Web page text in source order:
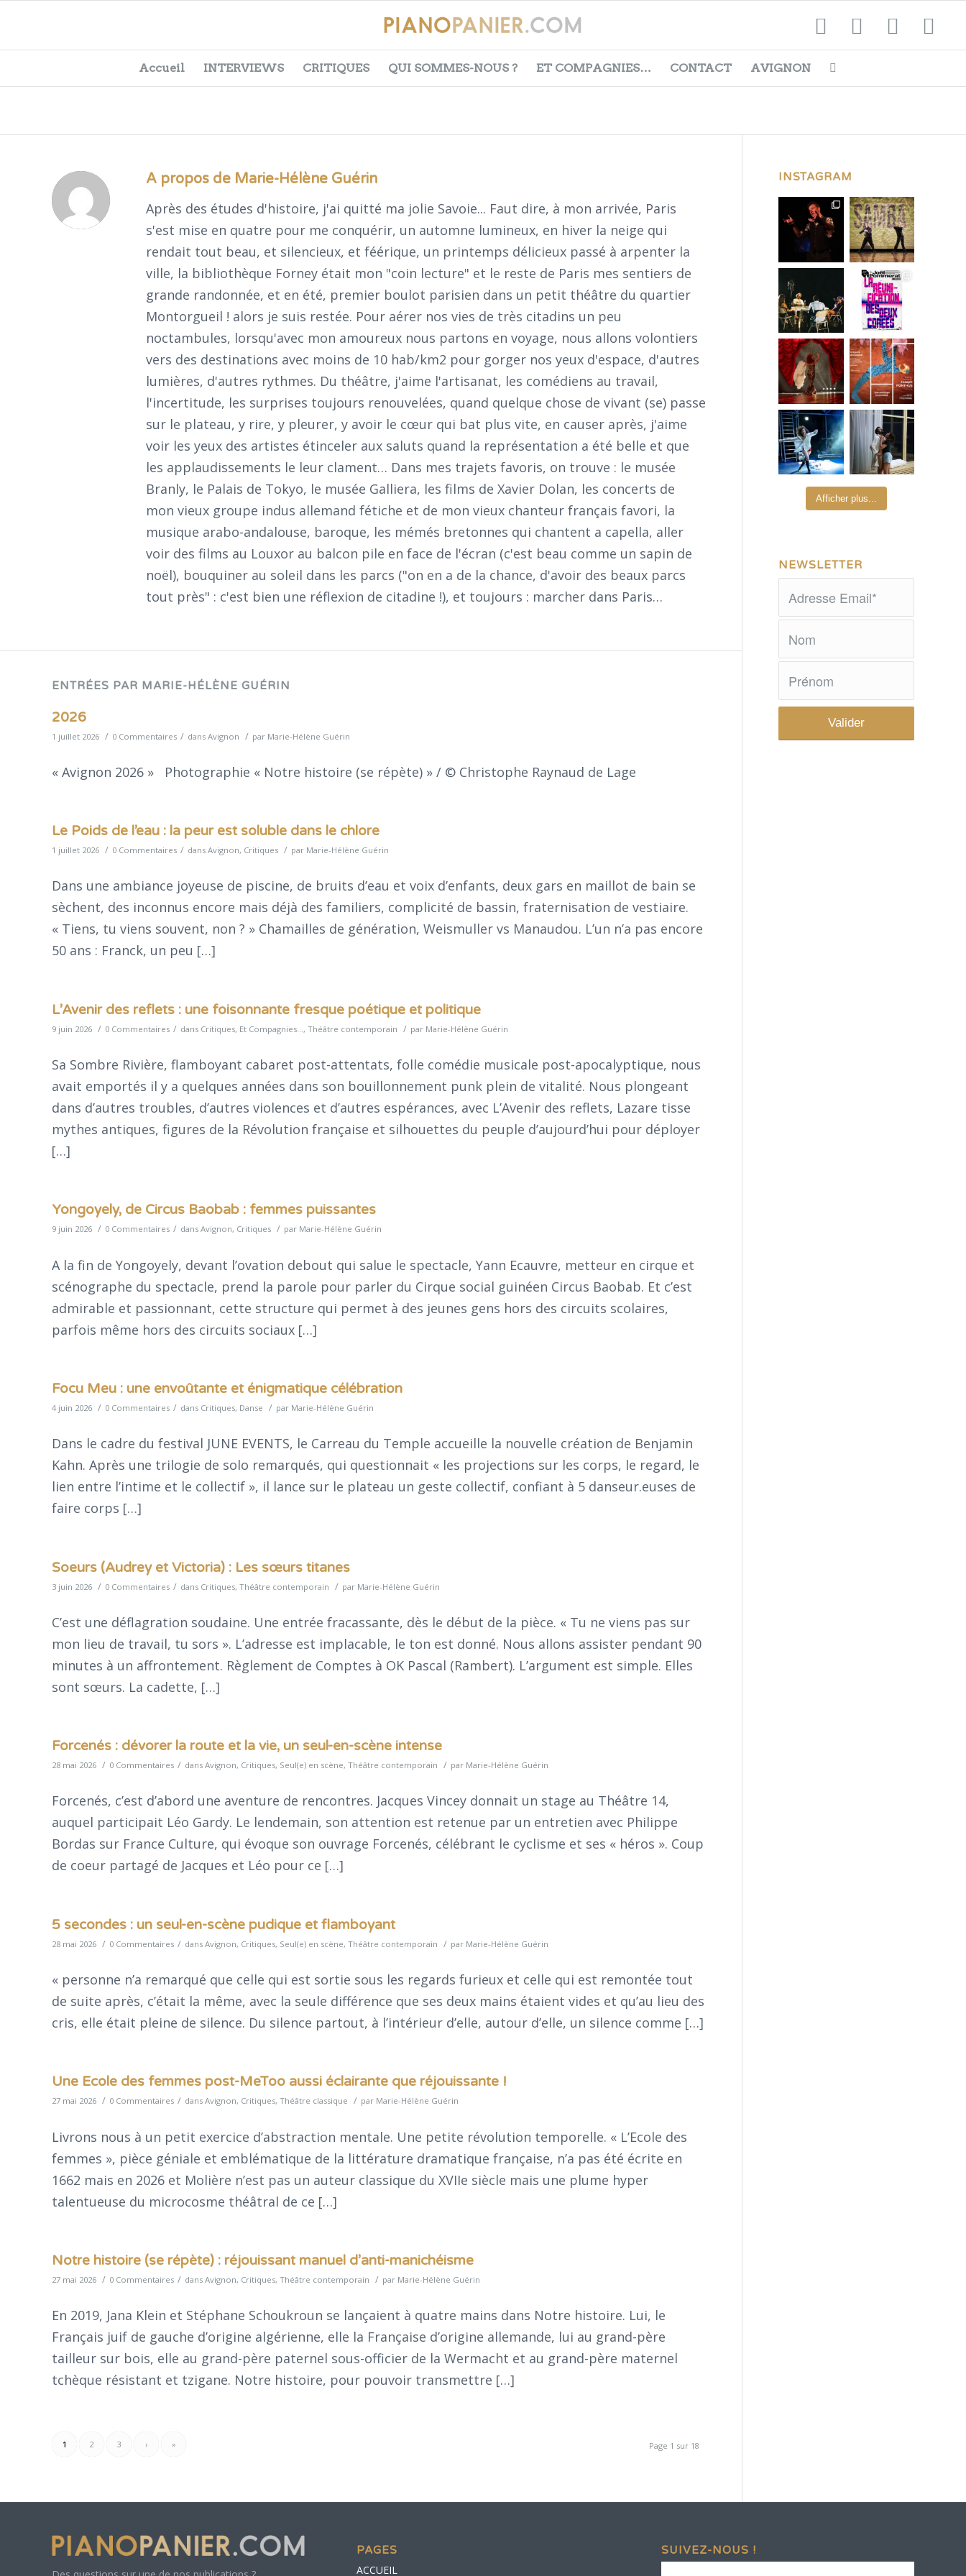
Accueil INTERVIEWS CRITIQUES QUI SOMMES-NOUS ? ET COMPAGNIES… CONTACT AVIGNON
A propos de Marie-Hélène Guérin
Après des études d'histoire, j'ai quitté ma jolie Savoie... Faut dire, à mon arrivée, Paris
s'est mise en quatre pour me conquérir, un automne lumineux, en hiver la neige qui
rendait tout beau, et silencieux, et féérique, un printemps délicieux passé à arpenter la
ville, la bibliothèque Forney était mon "coin lecture" et le reste de Paris mes sentiers de
grande randonnée, et en été, premier boulot parisien dans un petit théâtre du quartier
Montorgueil ! alors je suis restée. Pour aérer nos vies de très citadins un peu
noctambules, lorsqu'avec mon amoureux nous partons en voyage, nous allons volontiers
vers des destinations avec moins de 10 hab/km2 pour gorger nos yeux d'espace, d'autres
lumières, d'autres rythmes. Du théâtre, j'aime l'artisanat, les comédiens au travail,
l'incertitude, les surprises toujours renouvelées, quand quelque chose de vivant (se) passe
sur le plateau, y rire, y pleurer, y avoir le cœur qui bat plus vite, en causer après, j'aime
voir les yeux des artistes étinceler aux saluts quand la représentation a été belle et que
les applaudissements le leur clament… Dans mes trajets favoris, on trouve : le musée
Branly, le Palais de Tokyo, le musée Galliera, les films de Xavier Dolan, les concerts de
mon vieux groupe indus allemand fétiche et de mon vieux chanteur français favori, la
musique arabo-andalouse, baroque, les mémés bretonnes qui chantent a capella, aller
voir des films au Louxor au balcon pile en face de l'écran (c'est beau comme un sapin de
noël), bouquiner au soleil dans les parcs ("on en a de la chance, d'avoir des beaux parcs
tout près" : c'est bien une réflexion de citadine !), et toujours : marcher dans Paris…
ENTRÉES PAR MARIE-HÉLÈNE GUÉRIN
2026
1 juillet 2026 / 0 Commentaires / dans Avignon / par Marie-Hélène Guérin
« Avignon 2026 » Photographie « Notre histoire (se répète) » / © Christophe Raynaud de Lage
Le Poids de l’eau : la peur est soluble dans le chlore
1 juillet 2026 / 0 Commentaires / dans Avignon, Critiques / par Marie-Hélène Guérin
Dans une ambiance joyeuse de piscine, de bruits d’eau et voix d’enfants, deux gars en maillot de bain se
sèchent, des inconnus encore mais déjà des familiers, complicité de bassin, fraternisation de vestiaire.
« Tiens, tu viens souvent, non ? » Chamailles de génération, Weismuller vs Manaudou. L’un n’a pas encore
50 ans : Franck, un peu […]
L’Avenir des reflets : une foisonnante fresque poétique et politique
9 juin 2026 / 0 Commentaires / dans Critiques, Et Compagnies... , Théâtre contemporain / par Marie-Hélène Guérin
Sa Sombre Rivière, flamboyant cabaret post-attentats, folle comédie musicale post-apocalyptique, nous
avait emportés il y a quelques années dans son bouillonnement punk plein de vitalité. Nous plongeant
dans d’autres troubles, d’autres violences et d’autres espérances, avec L’Avenir des reflets, Lazare tisse
mythes antiques, figures de la Révolution française et silhouettes du peuple d’aujourd’hui pour déployer
[…]
Yongoyely, de Circus Baobab : femmes puissantes
9 juin 2026 / 0 Commentaires / dans Avignon, Critiques / par Marie-Hélène Guérin
A la fin de Yongoyely, devant l’ovation debout qui salue le spectacle, Yann Ecauvre, metteur en cirque et
scénographe du spectacle, prend la parole pour parler du Cirque social guinéen Circus Baobab. Et c’est
admirable et passionnant, cette structure qui permet à des jeunes gens hors des circuits scolaires,
parfois même hors des circuits sociaux […]
Focu Meu : une envoûtante et énigmatique célébration
4 juin 2026 / 0 Commentaires / dans Critiques, Danse / par Marie-Hélène Guérin
Dans le cadre du festival JUNE EVENTS, le Carreau du Temple accueille la nouvelle création de Benjamin
Kahn. Après une trilogie de solo remarqués, qui questionnait « les projections sur les corps, le regard, le
lien entre l’intime et le collectif », il lance sur le plateau un geste collectif, confiant à 5 danseur.euses de
faire corps […]
Soeurs (Audrey et Victoria) : Les sœurs titanes
3 juin 2026 / 0 Commentaires / dans Critiques, Théâtre contemporain / par Marie-Hélène Guérin
C’est une déflagration soudaine. Une entrée fracassante, dès le début de la pièce. « Tu ne viens pas sur
mon lieu de travail, tu sors ». L’adresse est implacable, le ton est donné. Nous allons assister pendant 90
minutes à un affrontement. Règlement de Comptes à OK Pascal (Rambert). L’argument est simple. Elles
sont sœurs. La cadette, […]
Forcenés : dévorer la route et la vie, un seul-en-scène intense
28 mai 2026 / 0 Commentaires / dans Avignon, Critiques, Seul(e) en scène, Théâtre contemporain / par Marie-Hélène Guérin
Forcenés, c’est d’abord une aventure de rencontres. Jacques Vincey donnait un stage au Théâtre 14,
auquel participait Léo Gardy. Le lendemain, son attention est retenue par un entretien avec Philippe
Bordas sur France Culture, qui évoque son ouvrage Forcenés, célébrant le cyclisme et ses « héros ». Coup
de coeur partagé de Jacques et Léo pour ce […]
5 secondes : un seul-en-scène pudique et flamboyant
28 mai 2026 / 0 Commentaires / dans Avignon, Critiques, Seul(e) en scène, Théâtre contemporain / par Marie-Hélène Guérin
« personne n’a remarqué que celle qui est sortie sous les regards furieux et celle qui est remontée tout
de suite après, c’était la même, avec la seule différence que ses deux mains étaient vides et qu’au lieu des
cris, elle était pleine de silence. Du silence partout, à l’intérieur d’elle, autour d’elle, un silence comme […]
Une Ecole des femmes post-MeToo aussi éclairante que réjouissante !
27 mai 2026 / 0 Commentaires / dans Avignon, Critiques, Théâtre classique / par Marie-Hélène Guérin
Livrons nous à un petit exercice d’abstraction mentale. Une petite révolution temporelle. « L’Ecole des
femmes », pièce géniale et emblématique de la littérature dramatique française, n’a pas été écrite en
1662 mais en 2026 et Molière n’est pas un auteur classique du XVIIe siècle mais une plume hyper
talentueuse du microcosme théâtral de ce […]
Notre histoire (se répète) : réjouissant manuel d’anti-manichéisme
27 mai 2026 / 0 Commentaires / dans Avignon, Critiques, Théâtre contemporain / par Marie-Hélène Guérin
En 2019, Jana Klein et Stéphane Schoukroun se lançaient à quatre mains dans Notre histoire. Lui, le
Français juif de gauche d’origine algérienne, elle la Française d’origine allemande, lui au grand-père
tailleur sur bois, elle au grand-père paternel sous-officier de la Wermacht et au grand-père maternel
tchèque résistant et tzigane. Notre histoire, pour pouvoir transmettre […]
Page 1 sur 18
1 2 3 › »
INSTAGRAM
Afficher plus...
NEWSLETTER
PAGES
ACCUEIL
SUIVEZ-NOUS !